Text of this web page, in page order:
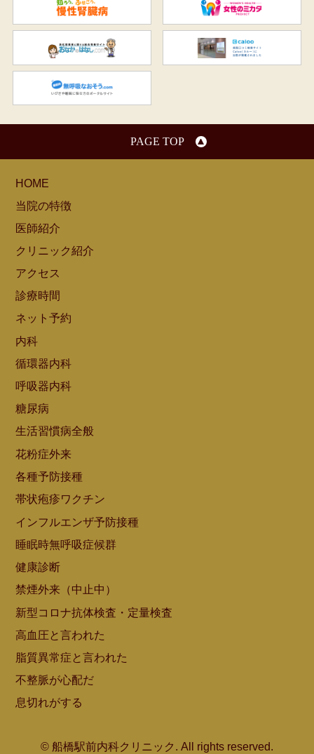
知ろう、ふせごう。慢性腎臓
おなかのはなし.com
PAGE TOP
HOME
当院の特徴
医師紹介
クリニック紹介
アクセス
診療時間
ネット予約
内科
循環器内科
呼吸器内科
糖尿病
生活習慣病全般
花粉症外来
各種予防接種
帯状疱疹ワクチン
インフルエンザ予防接種
睡眠時無呼吸症候群
健康診断
禁煙外来（中止中）
新型コロナ抗体検査・定量検査
高血圧と言われた
脂質異常症と言われた
不整脈が心配だ
息切れがする
© 船橋駅前内科クリニック. All rights reserved.